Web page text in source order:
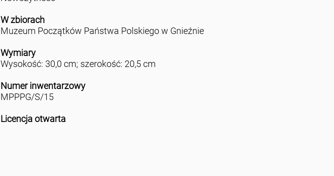
W zbiorach
Muzeum Początków Państwa Polskiego w Gnieźnie
Wymiary
Wysokość: 30,0 cm; szerokość: 20,5 cm
Numer inwentarzowy
MPPPG/S/15
Licencja otwarta